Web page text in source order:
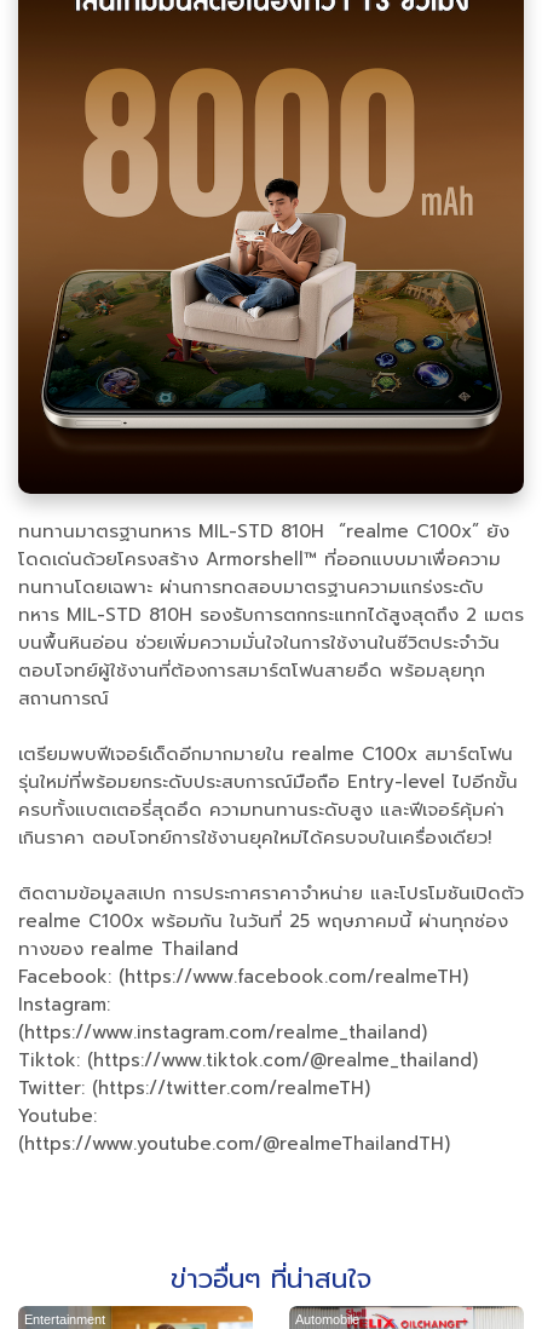
ทนทานมาตรฐานทหาร MIL-STD 810H “realme C100x” ยัง
โดดเด่นด้วยโครงสร้าง Armorshell™ ที่ออกแบบมาเพื่อความ
ทนทานโดยเฉพาะ ผ่านการทดสอบมาตรฐานความแกร่งระดับ
ทหาร MIL-STD 810H รองรับการตกกระแทกได้สูงสุดถึง 2 เมตร
บนพื้นหินอ่อน ช่วยเพิ่มความมั่นใจในการใช้งานในชีวิตประจำวัน
ตอบโจทย์ผู้ใช้งานที่ต้องการสมาร์ตโฟนสายอึด พร้อมลุยทุก
สถานการณ์
เตรียมพบฟีเจอร์เด็ดอีกมากมายใน realme C100x สมาร์ตโฟน
รุ่นใหม่ที่พร้อมยกระดับประสบการณ์มือถือ Entry-level ไปอีกขั้น
ครบทั้งแบตเตอรี่สุดอึด ความทนทานระดับสูง และฟีเจอร์คุ้มค่า
เกินราคา ตอบโจทย์การใช้งานยุคใหม่ได้ครบจบในเครื่องเดียว!
ติดตามข้อมูลสเปก การประกาศราคาจำหน่าย และโปรโมชันเปิดตัว
realme C100x พร้อมกัน ในวันที่ 25 พฤษภาคมนี้ ผ่านทุกช่อง
ทางของ realme Thailand
Facebook: (https://www.facebook.com/realmeTH)
Instagram:
(https://www.instagram.com/realme_thailand)
Tiktok: (https://www.tiktok.com/@realme_thailand)
Twitter: (https://twitter.com/realmeTH)
Youtube:
(https://www.youtube.com/@realmeThailandTH)
ข่าวอื่นๆ ที่น่าสนใจ
Entertainment Automobile